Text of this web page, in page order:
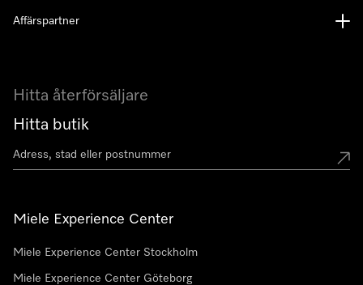
Hitta återförsäljare
Hitta butik
Miele Experience Center
Miele Experience Center Stockholm
Miele Experience Center Göteborg
Affärspartner